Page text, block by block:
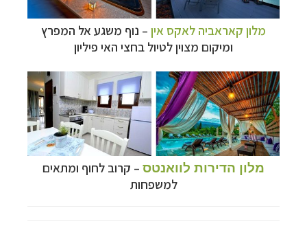
מלון קאראביה לאקס אין – נוף משגע אל המפרץ
ומיקום מצוין לטיול בחצי האי פיליון
מלון הדירות לוואנטס – קרוב לחוף ומתאים
למשפחות